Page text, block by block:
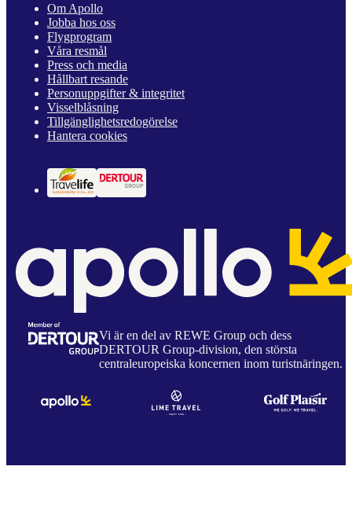
Om Apollo
Jobba hos oss
Flygprogram
Våra resmål
Press och media
Hållbart resande
Personuppgifter & integritet
Visselblåsning
Tillgänglighetsredogörelse
Hantera cookies
Vi är en del av REWE Group och dess
DERTOUR Group-division, den största
centraleuropeiska koncernen inom turistnäringen.